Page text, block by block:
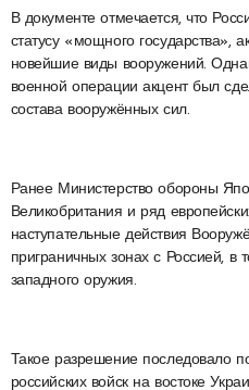
В документе отмечается, что
статусу «мощного государства»,
новейшие виды вооружений.
военной операции акцент был
состава вооружённых сил.
Ранее Министерство обороны
Великобритания и ряд
наступательные действия
приграничных зонах с Россией, в
западного оружия.
Такое разрешение последовало
российских войск на востоке